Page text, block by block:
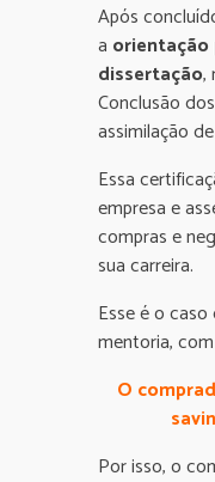
Após
a
dissertação,
Conclusão
assimilação
Essa
empresa e
compras e
sua carreira.
Esse é o
mentoria,
O
Por isso, o